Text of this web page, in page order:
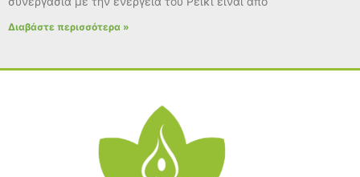
Διαβάστε περισσότερα »